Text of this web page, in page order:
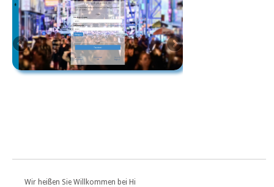
Wir heißen Sie Willkommen bei Hi